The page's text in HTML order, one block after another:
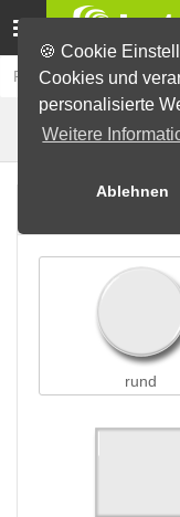
🍪 Cookie
Cookies und
personalisierte
Weitere
Ablehnen
Buttons erstellen
rund